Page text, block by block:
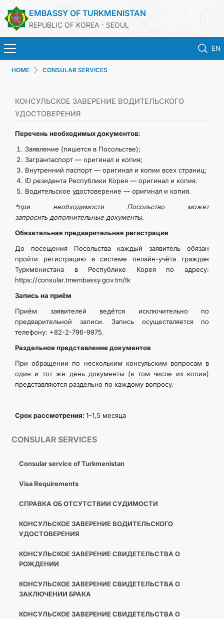
EMBASSY OF TURKMENISTAN
REPUBLIC OF KOREA - SEOUL
EN
HOME
NEWS
ONLINE CONSULAR REGISTRATION OF CITIZENS
TURKMENISTAN
CONTACT US
TOURISM
HOME CONSULAR SERVICES
CONSULAR SERVICES
Consular service of Turkmenistan
Visa Requirements
СПРАВКА ОБ ОТСУТСТВИИ СУДИМОСТИ
КОНСУЛЬСКОЕ ЗАВЕРЕНИЕ ВОДИТЕЛЬСКОГО
УДОСТОВЕРЕНИЯ
КОНСУЛЬСКОЕ ЗАВЕРЕНИЕ СВИДЕТЕЛЬСТВА О
РОЖДЕНИИ
КОНСУЛЬСКОЕ ЗАВЕРЕНИЕ СВИДЕТЕЛЬСТВА О
ЗАКЛЮЧЕНИИ БРАКА
КОНСУЛЬСКОЕ ЗАВЕРЕНИЕ СВИДЕТЕЛЬСТВА О
КОНСУЛЬСКОЕ ЗАВЕРЕНИЕ ВОДИТЕЛЬСКОГО
УДОСТОВЕРЕНИЯ
Перечень необходимых документов:
Заявление (пишется в Посольстве);
Загранпаспорт — оригинал и копия;
Внутренний паспорт — оригинал и копии всех страниц;
ID резидента Республики Корея — оригинал и копия.
Водительское удостоверение — оригинал и копия.
*при необходимости Посольство может
запросить дополнительные документы.
Обязательная предварительная регистрация
До посещения Посольства каждый заявитель обязан
пройти регистрацию в системе онлайн-учёта граждан
Туркменистана в Республике Корея по адресу:
https://consular.tmembassy.gov.tm/tk
Запись на приём
Приём заявителей ведётся исключительно по
предварительной записи. Запись осуществляется по
телефону: +82-2-796-9975.
Раздельное представление документов
При обращении по нескольким консульским вопросам в
один и тот же день документы (в том числе их копии)
представляются раздельно по каждому вопросу.
Срок рассмотрения: 1–1,5 месяца